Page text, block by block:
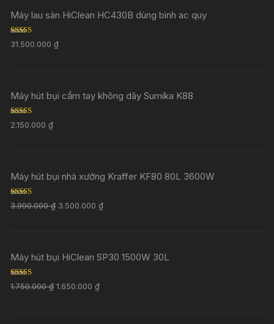
Máy lau sàn HiClean HC430B dùng bình ac quy
Rated5.00
out of 5
31.500.000₫
Máy hút bụi cầm tay không dây Sumika K88
Rated5.00
out of 5
2.150.000₫
Máy hút bụi nhà xưởng Kraffer KF80 80L 3600W
Rated 5.00
out of 5
3.990.000₫ 3.500.000₫
Máy hút bụi HiClean SP30 1500W 30L
Rated 5.00
out of 5
1.750.000₫ 1.650.000₫